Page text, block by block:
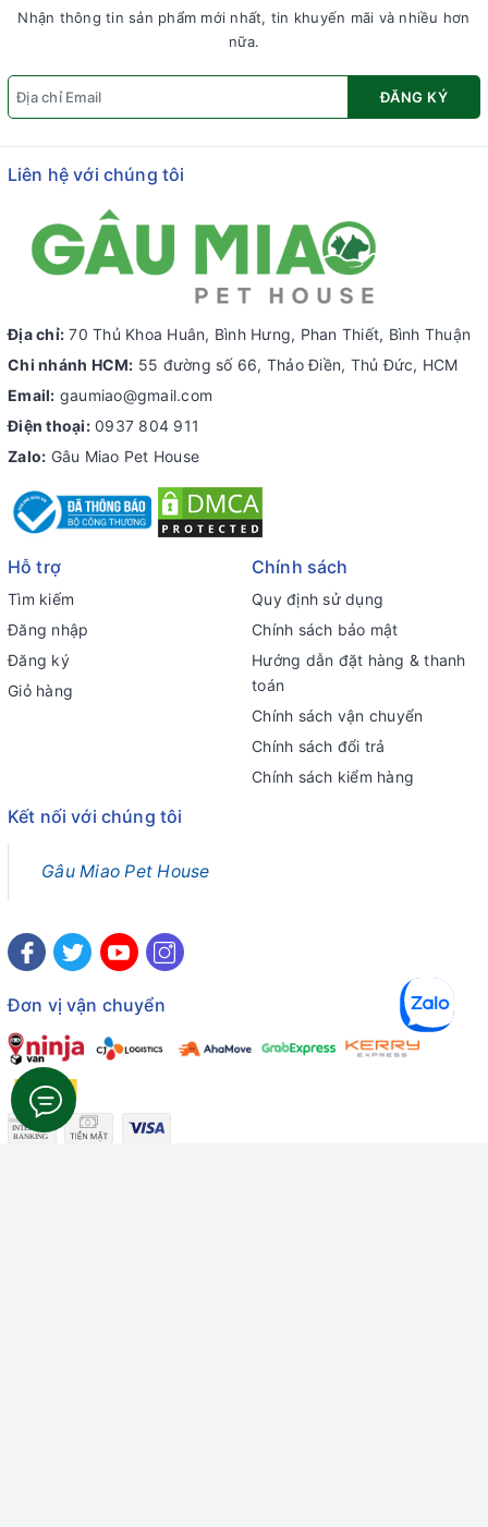
Nhận thông tin sản phẩm mới nhất, tin khuyến mãi và nhiều hơn
nữa.
ĐĂNG KÝ
Liên hệ với chúng tôi
Địa chỉ: 70 Thủ Khoa Huân, Bình Hưng, Phan Thiết, Bình Thuận
Chi nhánh HCM: 55 đường số 66, Thảo Điền, Thủ Đức, HCM
Email: gaumiao@gmail.com
Điện thoại: 0937 804 911
Zalo: Gâu Miao Pet House
Hỗ trợ
Tìm kiếm
Đăng nhập
Đăng ký
Giỏ hàng
Chính sách
Quy định sử dụng
Chính sách bảo mật
Hướng dẫn đặt hàng & thanh
toán
Chính sách vận chuyển
Chính sách đổi trả
Chính sách kiểm hàng
Kết nối với chúng tôi
Gâu Miao Pet House
Đơn vị vận chuyển